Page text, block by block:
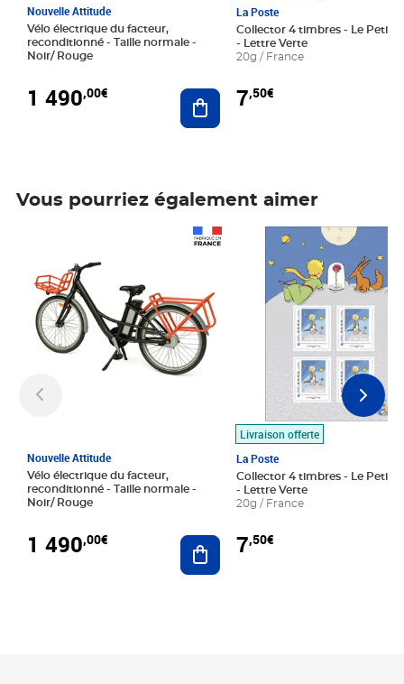
Nouvelle Attitude
Vélo électrique du facteur,
reconditionné - Taille normale -
Noir/ Rouge
1 490,00€ Ajouter au panier
La Poste
Collector 4 timbres - Le Petit
- Lettre Verte
20g / France
7,50€
Vous pourriez également aimer
Nouvelle Attitude
Vélo électrique du facteur,
reconditionné - Taille normale -
Noir/ Rouge
1 490,00€ Ajouter au panier
Livraison offerte
La Poste
Collector 4 timbres - Le Petit
- Lettre Verte
20g / France
7,50€
Prix 7,50€